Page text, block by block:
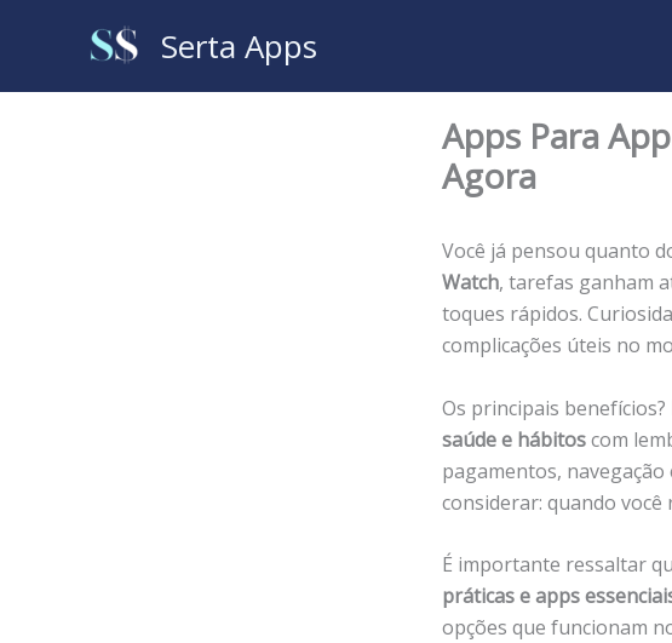
Serta Apps
Apps Para
Agora
Você já pensou quanto
Watch, tarefas ganham
toques rápidos.
complicações úteis no
Os principais benefícios?
saúde e hábitoscom
pagamentos,
considerar: quando
É importante ressaltar
práticas e apps
opções que funcionam